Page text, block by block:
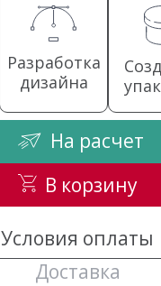
Разработка
дизайна
На расчет
В корзину
Условия оплаты
Доставка